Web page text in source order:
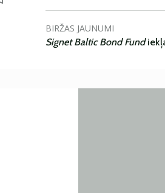
BIRŽAS JAUNUMI
Signet Baltic Bond Fund